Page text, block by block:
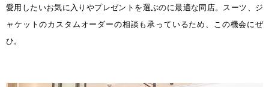
愛用したいお気に入りやプレゼントを選ぶのに最適な同店。スーツ、ジ
ャケットのカスタムオーダーの相談も承っているため、この機会にぜ
ひ。